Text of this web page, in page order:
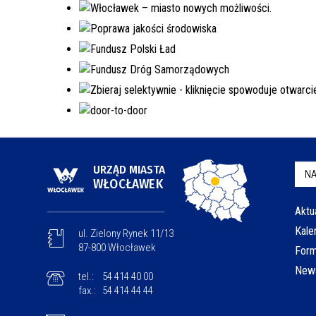
URZĄD MIASTA
WŁOCŁAWEK
ul. Zielony Rynek 11/13
87-800 Włocławek
tel.:
54 414 40 00
fax.:
54 414 44 44